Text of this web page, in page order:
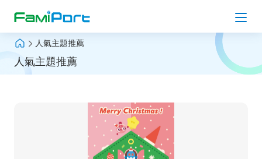
人氣主題推薦
人氣主題推薦